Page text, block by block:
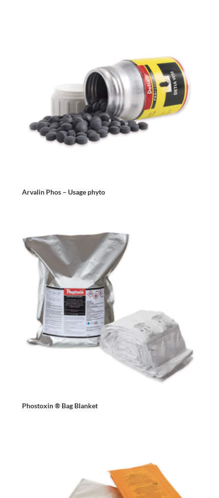
Arvalin Phos – Usage phyto
Phostoxin ® Bag Blanket